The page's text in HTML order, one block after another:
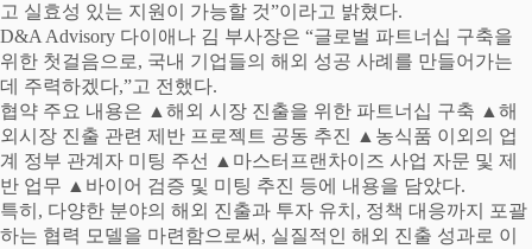
고 실효성 있는 지원이 가능할 것”이라고 밝혔다.
D&A Advisory 다이애나 김 부사장은 “글로벌 파트너십 구축을
위한 첫걸음으로, 국내 기업들의 해외 성공 사례를 만들어가는
데 주력하겠다,”고 전했다.
협약 주요 내용은 ▲ 해외 시장 진출을 위한 파트너십 구축 ▲ 해
외시장 진출 관련 제반 프로젝트 공동 추진
▲ 농식품 이외의 업
계 정부 관계자 미팅 주선
▲ 마스터프랜차이즈 사업 자문 및 제
반 업무 ▲ 바이어 검증 및 미팅 추진 등에 내용을 담았다.
특히 , 다양한 분야의 해외 진출과 투자 유치 , 정책 대응까지 포괄
하는 협력 모델을 마련함으로써 , 실질적인 해외 진출 성과로 이